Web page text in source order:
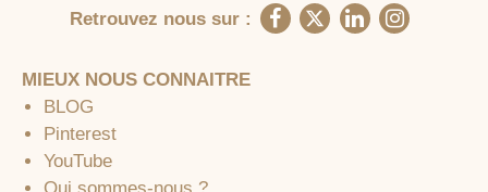
Retrouvez nous sur :
MIEUX NOUS CONNAITRE
BLOG
Pinterest
YouTube